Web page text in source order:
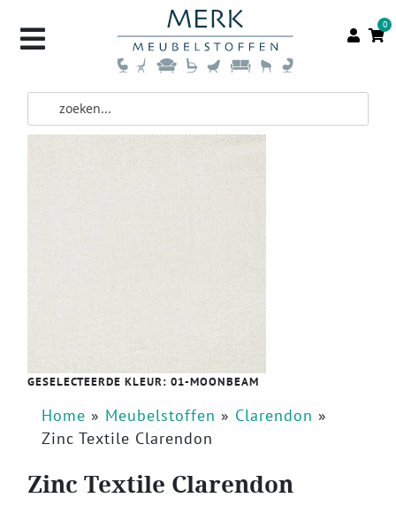
0
GESELECTEERDE KLEUR: 01-MOONBEAM
Home » Meubelstoffen » Clarendon »
Zinc Textile Clarendon
Zinc Textile Clarendon